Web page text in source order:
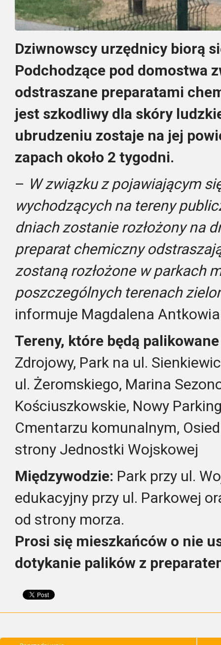
Dziwnowscy urzędnicy biorą
Podchodzące pod domostwa
odstraszane preparatami
jest szkodliwy dla skóry
ubrudzeniu zostaje na jej
zapach około 2 tygodni.
– W związku z pojawiającym
wychodzących na tereny
dniach zostanie rozłożony na
preparat chemiczny
zostaną rozłożone w parkach
poszczególnych terenach
informuje Magdalena
Tereny, które będą
Zdrojowy, Park na ul.
ul. Żeromskiego, Marina
Kościuszkowskie, Nowy
Cmentarzu komunalnym,
strony Jednostki Wojskowej
Międzywodzie: Park przy ul.
edukacyjny przy ul. Parkowej
od strony morza.
Prosi się mieszkańców o nie
dotykanie palików z